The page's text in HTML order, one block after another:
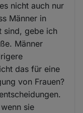
nicht auch nur
Männer in
sind, gebe ich
Männer
das für eine
von Frauen?
sie